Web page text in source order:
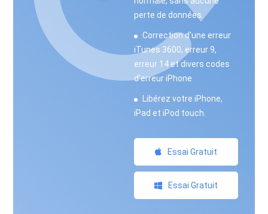
perte de données.
Correction d'une erreur
iTunes 3600, erreur 9,
erreur 14 et divers codes
d'erreur iPhone
Libérez votre iPhone,
iPad et iPod touch.
Essai Gratuit
Essai Gratuit